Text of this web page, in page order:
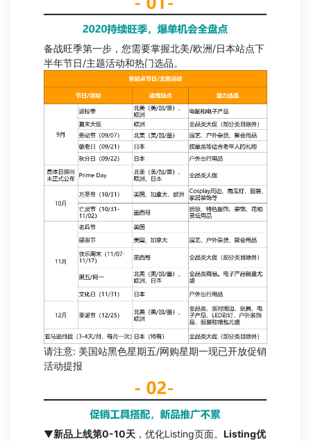
备战旺季第一步，您需要掌握北美/欧洲/日本站点下
半年节日/主题活动和热门选品。
请注意: 美国站黑色星期五/网购星期一现已开放促销
活动提报
▼新品上线第0-10天 ，优化Listing页面。 Listing优